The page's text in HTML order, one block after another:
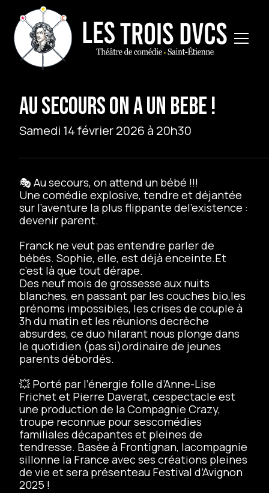
AU SECOURS ON A UN BEBE !
Samedi 14 février 2026 à 20h30
🎭 Au secours, on attend un bébé !!!
Une comédie explosive, tendre et déjantée
sur l’aventure la plus flippante del’existence :
devenir parent.
Franck ne veut pas entendre parler de
bébés. Sophie, elle, est déjà enceinte.Et
c’est là que tout dérape.
Des neuf mois de grossesse aux nuits
blanches, en passant par les couches bio,les
prénoms impossibles, les crises de couple à
3h du matin et les réunions decrèche
absurdes, ce duo hilarant nous plonge dans
le quotidien (pas si)ordinaire de jeunes
parents débordés.
💥 Porté par l’énergie folle d’Anne-Lise
Frichet et Pierre Daverat, cespectacle est
une production de la Compagnie Crazy,
troupe reconnue pour sescomédies
familiales décapantes et pleines de
tendresse. Basée à Frontignan, lacompagnie
sillonne la France avec ses créations pleines
de vie et sera présenteau Festival d’Avignon
2025 !